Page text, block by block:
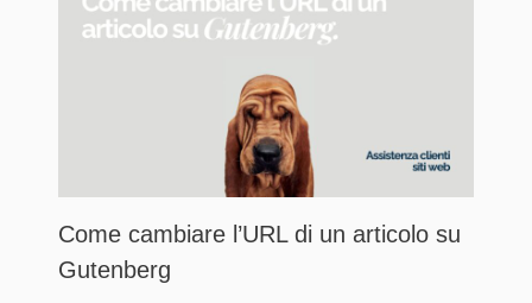
Come cambiare l’URL di un articolo su
Gutenberg